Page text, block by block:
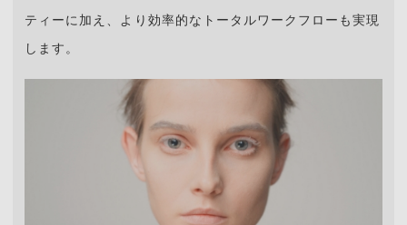
ティーに加え、より効率的なトータルワークフローも実現
します。